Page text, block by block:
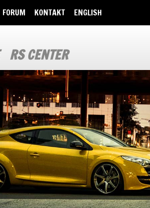
FORUM KONTAKT ENGLISH
RS CENTER